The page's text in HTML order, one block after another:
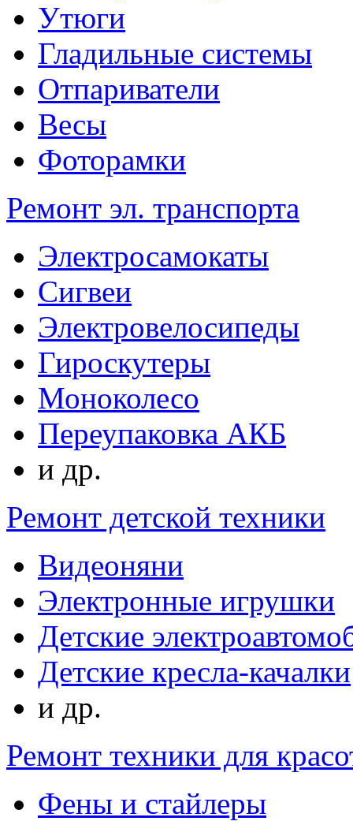
Утюги
Гладильные системы
Отпариватели
Весы
Фоторамки
Ремонт эл. транспорта
Электросамокаты
Сигвеи
Электровелосипеды
Гироскутеры
Моноколесо
Переупаковка АКБ
и др.
Ремонт детской техники
Видеоняни
Электронные игрушки
Детские
Детские кресла-качалки
и др.
Ремонт техники для
Фены и стайлеры